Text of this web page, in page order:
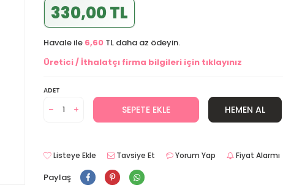
330,00 TL
Havale ile 6,60 TL daha az ödeyin.
Üretici / İthalatçı firma bilgileri için tıklayınız
ADET
SEPETE EKLE HEMEN AL
Listeye Ekle Tavsiye Et Yorum Yap Fiyat Alarmı
Paylaş